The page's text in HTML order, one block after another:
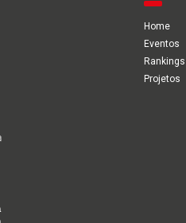
Home
Eventos
Rankings
Projetos